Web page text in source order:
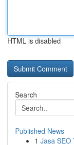
HTML is disabled
Search
Published News
1 Jasa SEO